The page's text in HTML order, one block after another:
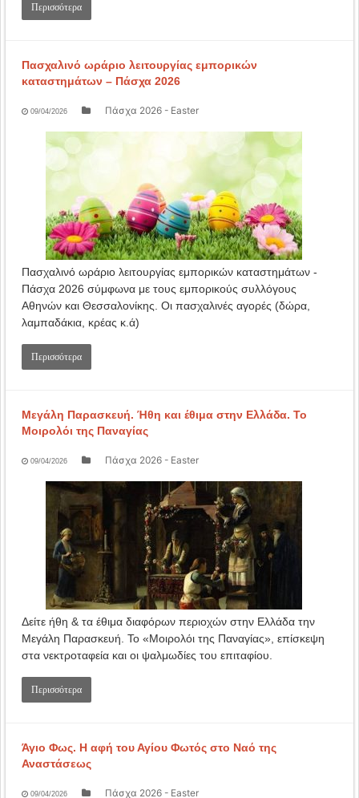
Περισσότερα
Πασχαλινό ωράριο λειτουργίας εμπορικών
καταστημάτων – Πάσχα 2026
09/04/2026 Πάσχα 2026 - Easter
Πασχαλινό ωράριο λειτουργίας εμπορικών καταστημάτων -
Πάσχα 2026 σύμφωνα με τους εμπορικούς συλλόγους
Αθηνών και Θεσσαλονίκης. Οι πασχαλινές αγορές (δώρα,
λαμπαδάκια, κρέας κ.ά)
Περισσότερα
Μεγάλη Παρασκευή. Ήθη και έθιμα στην Ελλάδα. Το
Μοιρολόι της Παναγίας
09/04/2026 Πάσχα 2026 - Easter
Δείτε ήθη & τα έθιμα διαφόρων περιοχών στην Ελλάδα την
Μεγάλη Παρασκευή. Το «Μοιρολόι της Παναγίας», επίσκεψη
στα νεκτροταφεία και οι ψαλμωδίες του επιταφίου.
Περισσότερα
Άγιο Φως. Η αφή του Αγίου Φωτός στο Ναό της
Αναστάσεως
09/04/2026 Πάσχα 2026 - Easter